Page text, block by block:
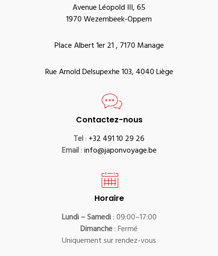
Avenue Léopold III, 65
1970 Wezembeek-Oppem
Place Albert 1er 21 , 7170 Manage
Rue Arnold Delsupexhe 103, 4040 Liège
Contactez-nous
Tel: +32 491 10 29 26
Email:info@japonvoyage.be
Horaire
Lundi – Samedi: 09:00–17:00
Dimanche: Fermé
Uniquement sur rendez-vous